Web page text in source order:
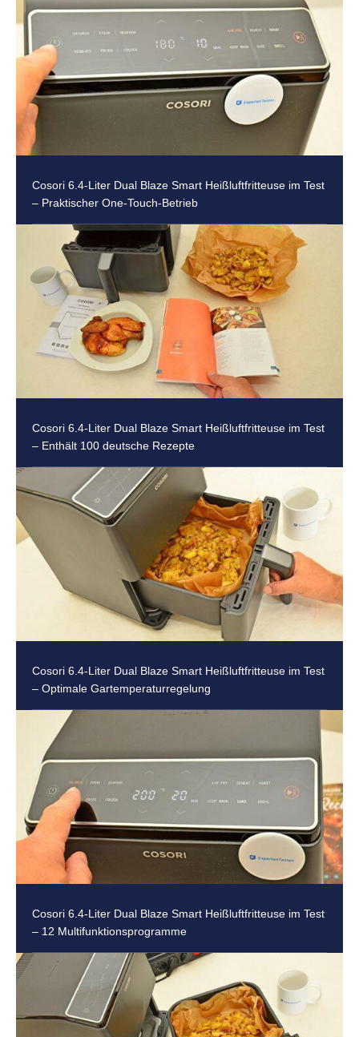
Cosori 6.4-Liter Dual Blaze Smart Heißluftfritteuse im Test
– Praktischer One-Touch-Betrieb
Cosori 6.4-Liter Dual Blaze Smart Heißluftfritteuse im Test
– Enthält 100 deutsche Rezepte
Cosori 6.4-Liter Dual Blaze Smart Heißluftfritteuse im Test
– Optimale Gartemperaturregelung
Cosori 6.4-Liter Dual Blaze Smart Heißluftfritteuse im Test
– 12 Multifunktionsprogramme